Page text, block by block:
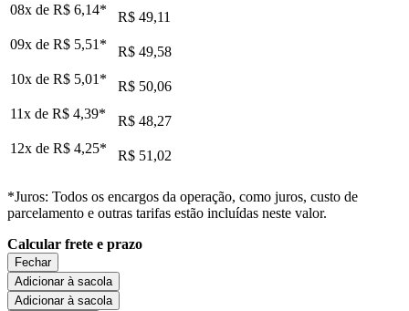
08x de R$ 6,14*
R$ 49,11
09x de R$ 5,51 *
R$ 49,58
10x de R$ 5,01 *
R$ 50,06
11x de R$ 4,39*
R$ 48,27
12x de R$ 4,25* R$ 51,02
*Juros: Todos os encargos da operação, como juros, custo de
parcelamento e outras tarifas estão incluídas neste valor.
Calcular frete e prazo
Fechar
Adicionar à sacola
Adicionar à sacola